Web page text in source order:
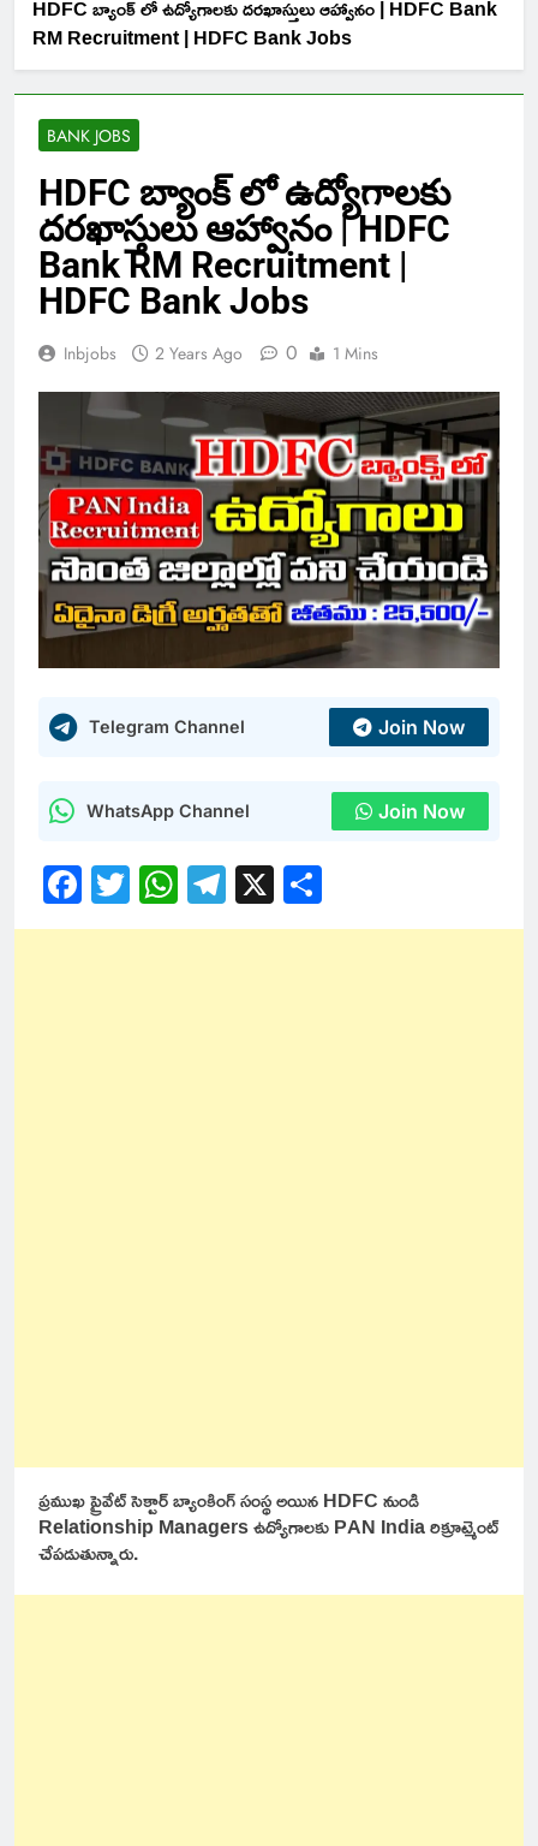
HDFC బ్యాంక్ లో ఉద్యోగాలకు దరఖాస్తులు ఆహ్వానం | HDFC Bank
RM Recruitment | HDFC Bank Jobs
BANK JOBS
HDFC బ్యాంక్ లో ఉద్యోగాలకు
దరఖాస్తులు ఆహ్వానం | HDFC
Bank RM Recruitment |
HDFC Bank Jobs
Inbjobs 2 Years Ago 0 1 Mins
Telegram Channel Join Now
WhatsApp Channel Join Now
Facebook
Twitter
WhatsApp
Telegram
X
ప్రముఖ ప్రైవేట్ సెక్టార్ బ్యాంకింగ్ సంస్థ అయిన HDFC నుండి
Relationship Managers ఉద్యోగాలకు PAN India రిక్రూట్మెంట్
చేపడుతున్నారు.